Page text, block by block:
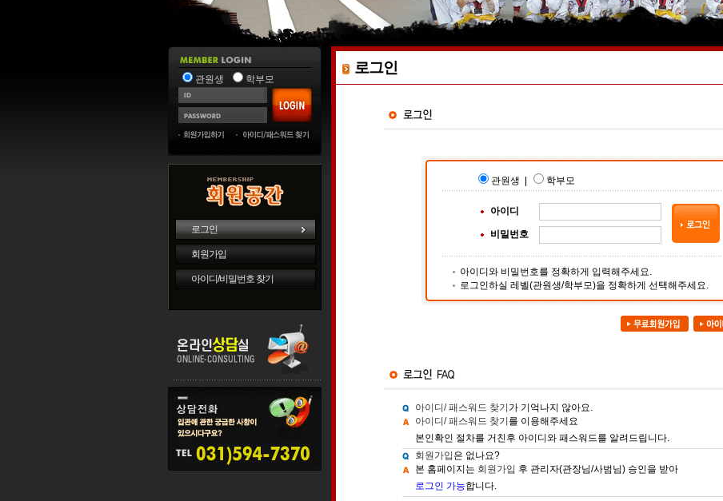
관원생 학부모
로그인
회원가입
아이디/비밀번호 찾기
로그인
관원생 | 학부모
아이디
비밀번호
아이디와 비밀번호를 정확하게 입력해주세요.
로그인하실 레벨(관원생/학부모)을 정확하게 선택해주세요.
아이디/ 패스워드 찾기 가 기억나지 않아요.
아이디/ 패스워드 찾기 를 이용해주세요
본인확인 절차를 거친후 아이디와 패스워드를 알려드립니다.
회원가입 은 없나요?
본 홈페이지는 회원가입 후 관리자(관장님/사범님) 승인을 받아
로그인 가능합니다.